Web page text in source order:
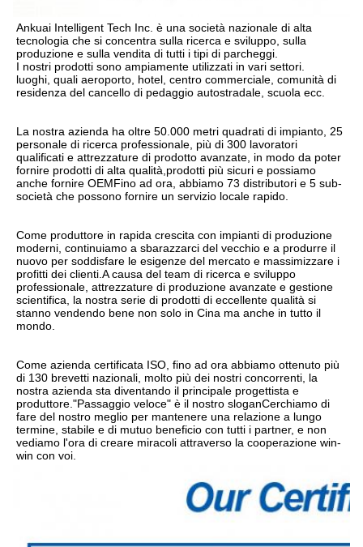
Ankuai Intelligent Tech Inc. è una società nazionale di alta
tecnologia che si concentra sulla ricerca e sviluppo, sulla
produzione e sulla vendita di tutti i tipi di parcheggi.
I nostri prodotti sono ampiamente utilizzati in vari settori.
luoghi, quali aeroporto, hotel, centro commerciale, comunità di
residenza del cancello di pedaggio autostradale, scuola ecc.
La nostra azienda ha oltre 50.000 metri quadrati di impianto, 25
personale di ricerca professionale, più di 300 lavoratori
qualificati e attrezzature di prodotto avanzate, in modo da poter
fornire prodotti di alta qualità,prodotti più sicuri e possiamo
anche fornire OEMFino ad ora, abbiamo 73 distributori e 5 sub-
società che possono fornire un servizio locale rapido.
Come produttore in rapida crescita con impianti di produzione
moderni, continuiamo a sbarazzarci del vecchio e a produrre il
nuovo per soddisfare le esigenze del mercato e massimizzare i
profitti dei clienti.A causa del team di ricerca e sviluppo
professionale, attrezzature di produzione avanzate e gestione
scientifica, la nostra serie di prodotti di eccellente qualità si
stanno vendendo bene non solo in Cina ma anche in tutto il
mondo.
Come azienda certificata ISO, fino ad ora abbiamo ottenuto più
di 130 brevetti nazionali, molto più dei nostri concorrenti, la
nostra azienda sta diventando il principale progettista e
produttore."Passaggio veloce" è il nostro sloganCerchiamo di
fare del nostro meglio per mantenere una relazione a lungo
termine, stabile e di mutuo beneficio con tutti i partner, e non
vediamo l'ora di creare miracoli attraverso la cooperazione win-
win con voi.